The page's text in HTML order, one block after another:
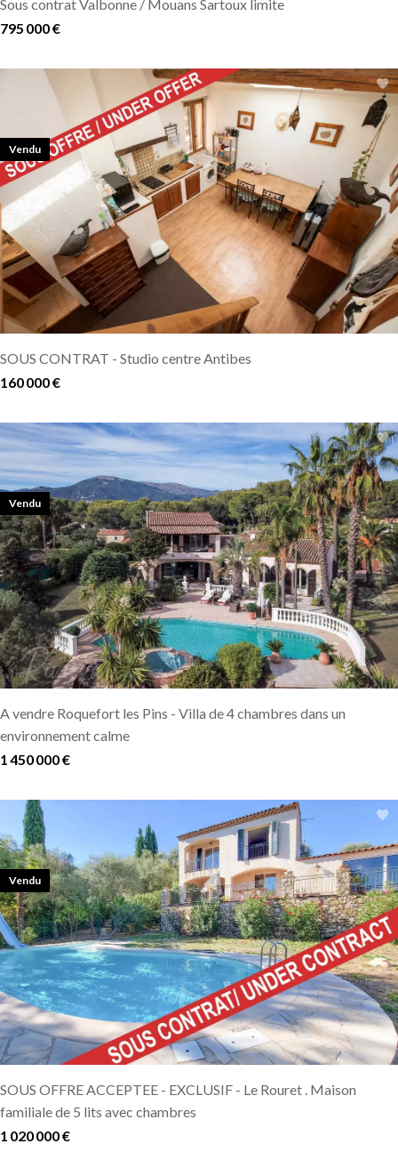
Sous contrat Valbonne / Mouans Sartoux limite
795 000 €
SOUS CONTRAT - Studio centre Antibes
160 000 €
Vendu
A vendre Roquefort les Pins - Villa de 4 chambres dans un
environnement calme
1 450 000 €
Vendu
SOUS OFFRE ACCEPTEE - EXCLUSIF - Le Rouret . Maison
familiale de 5 lits avec chambres
1 020 000 €
Vendu